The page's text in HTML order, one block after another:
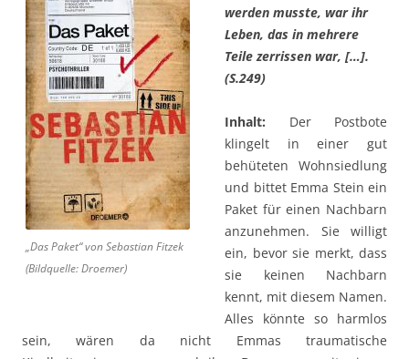
„Das Paket“ von Sebastian Fitzek
(Bildquelle: Droemer)
werden musste, war ihr
Leben, das in mehrere
Teile zerrissen war, […].
(S.249)
Inhalt: Der Postbote
klingelt in einer gut
behüteten Wohnsiedlung
und bittet Emma Stein ein
Paket für einen Nachbarn
anzunehmen. Sie willigt
ein, bevor sie merkt, dass
sie keinen Nachbarn
kennt, mit diesem Namen.
Alles könnte so harmlos
sein, wären da nicht Emmas traumatische